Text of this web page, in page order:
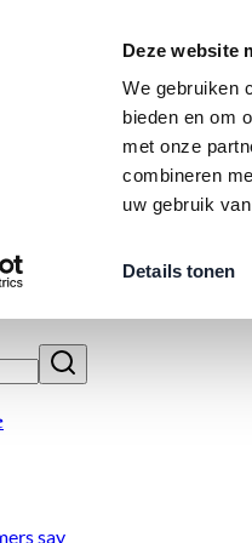
Deze website
We gebruiken
bieden en om
met onze
combineren
uw gebruik
Details tonen
say